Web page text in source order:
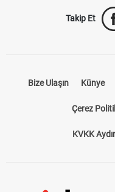
Takip Et
Bize Ulaşın Künye
Çerez
KVKK